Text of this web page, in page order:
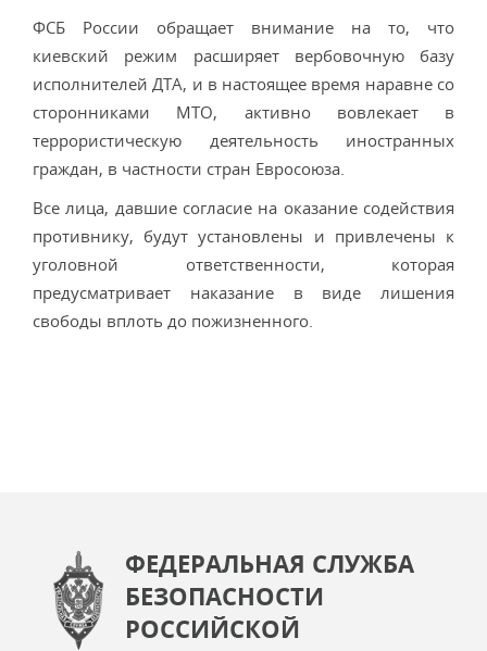
ФСБ России обращает внимание на то, что
киевский режим расширяет вербовочную базу
исполнителей ДТА, и в настоящее время наравне со
сторонниками МТО, активно вовлекает в
террористическую деятельность иностранных
граждан, в частности стран Евросоюза.
Все лица, давшие согласие на оказание содействия
противнику, будут установлены и привлечены к
уголовной ответственности, которая
предусматривает наказание в виде лишения
свободы вплоть до пожизненного.
ФЕДЕРАЛЬНАЯ СЛУЖБА
БЕЗОПАСНОСТИ
РОССИЙСКОЙ